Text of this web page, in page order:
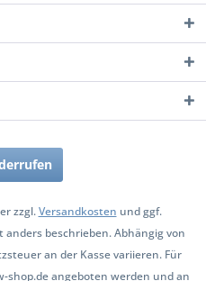
zzgl.Versandkosten und ggf.
beschrieben. Abhängig von
an der Kasse variieren. Für
shop.de angeboten werden und an